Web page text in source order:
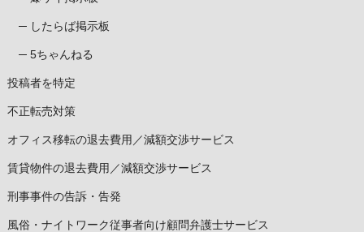
したらば掲示板
5ちゃんねる
投稿者を特定
不正転売対策
オフィス移転の退去費用／減額交渉サービス
賃貸物件の退去費用／減額交渉サービス
刑事事件の告訴・告発
風俗・ナイトワーク従事者向け顧問弁護士サービス